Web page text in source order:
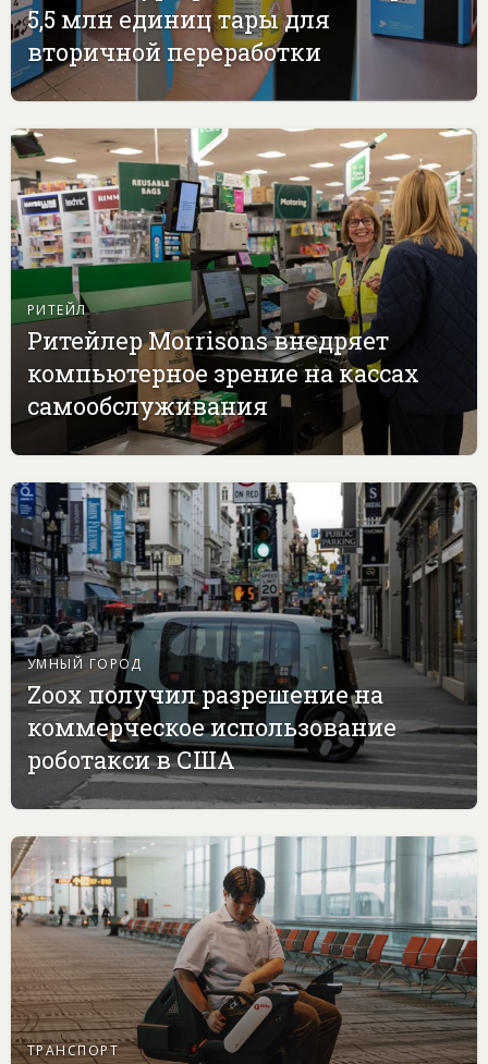
5,5 млн единиц тары для
вторичной переработки
РИТЕЙЛ
Ритейлер Morrisons внедряет
компьютерное зрение на кассах
самообслуживания
УМНЫЙ ГОРОД
Zoox получил разрешение на
коммерческое использование
роботакси в США
ТРАНСПОРТ